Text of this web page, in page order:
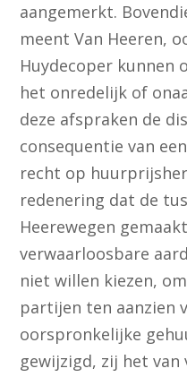
aangemerkt.
meent Van Heeren,
Huydecoper kunnen
het onredelijk of
deze afspraken de
consequentie van
recht op
redenering dat de
Heerewegen
verwaarloosbare
niet willen kiezen,
partijen ten aanzien
oorspronkelijke
gewijzigd, zij het